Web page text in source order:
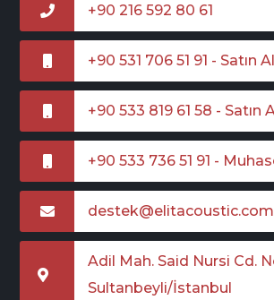
+90 216 592 80 61
+90 531 706 51 91 - Satın
+90 533 819 61 58 - Satın
+90 533 736 51 91 -
destek@elitacoustic.com
Adil Mah. Said Nursi Cd.
Sultanbeyli/İstanbul